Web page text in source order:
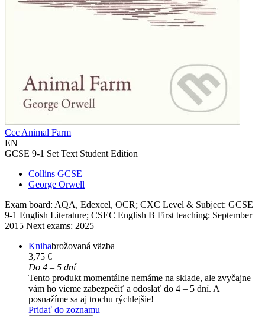
Ccc Animal Farm
EN
GCSE 9-1 Set Text Student Edition
Collins GCSE
George Orwell
Exam board: AQA, Edexcel, OCR; CXC Level & Subject: GCSE
9-1 English Literature; CSEC English B First teaching: September
2015 Next exams: 2025
Knihabrožovaná väzba
3,75 €
Do 4 – 5 dní
Tento produkt momentálne nemáme na sklade, ale zvyčajne
vám ho vieme zabezpečiť a odoslať do 4 – 5 dní. A
posnažíme sa aj trochu rýchlejšie!
Pridať do zoznamu